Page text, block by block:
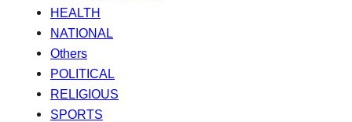
HEALTH
NATIONAL
Others
POLITICAL
RELIGIOUS
SPORTS